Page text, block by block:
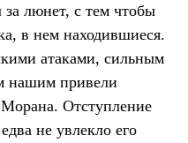
люнет, с тем чтобы
в нем находившиеся.
атаками, сильным
нашим привели
Отступление
не увлекло его